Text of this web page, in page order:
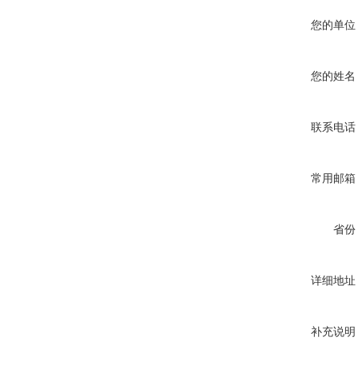
您的单位
您的姓名
联系电话
常用邮箱
省份
详细地址
补充说明